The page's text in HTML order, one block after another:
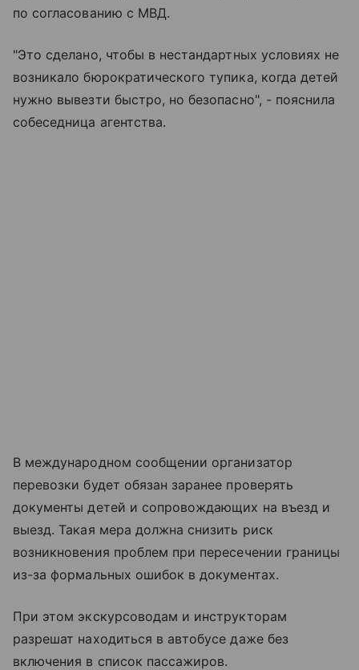
по согласованию с МВД.
"Это сделано, чтобы в нестандартных условиях не
возникало бюрократического тупика, когда детей
нужно вывезти быстро, но безопасно", - пояснила
собеседница агентства.
В международном сообщении организатор
перевозки будет обязан заранее проверять
документы детей и сопровождающих на въезд и
выезд. Такая мера должна снизить риск
возникновения проблем при пересечении границы
из-за формальных ошибок в документах.
При этом экскурсоводам и инструкторам
разрешат находиться в автобусе даже без
включения в список пассажиров.